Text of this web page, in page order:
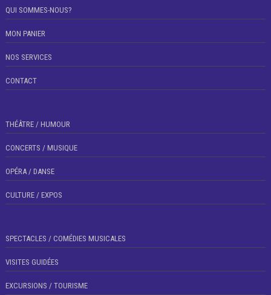
QUI SOMMES-NOUS?
MON PANIER
NOS SERVICES
CONTACT
THÉÂTRE / HUMOUR
CONCERTS / MUSIQUE
OPÉRA / DANSE
CULTURE / EXPOS
SPECTACLES / COMÉDIES MUSICALES
VISITES GUIDÉES
EXCURSIONS / TOURISME